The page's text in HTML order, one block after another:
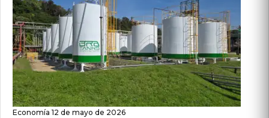
Economía 12 de mayo de 2026